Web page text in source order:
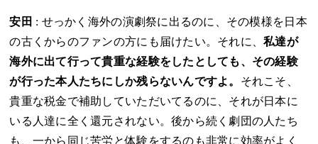
安田 : せっかく海外の演劇祭に出るのに、その模様を日本
の古くからのファンの方にも届けたい。それに、私達が
海外に出て行って貴重な経験をしたとしても、その経験
が行った本人たちにしか残らないんですよ。 それこそ、
貴重な税金で補助していただいてるのに、それが日本に
いる人達に全く還元されない。後から続く劇団の人たち
も、一から同じ苦労と体験をするのも非常に効率がよく